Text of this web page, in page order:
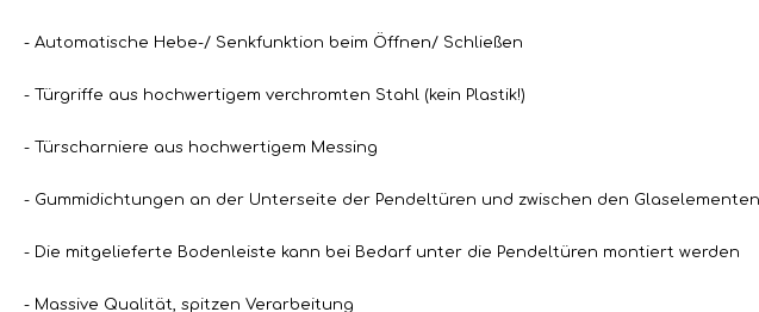
- Automatische Hebe-/ Senkfunktion beim Öffnen/ Schließen
- Türgriffe aus hochwertigem verchromten Stahl (kein Plastik!)
- Türscharniere aus hochwertigem Messing
- Gummidichtungen an der Unterseite der Pendeltüren und zwischen den Glaselementen
- Die mitgelieferte Bodenleiste kann bei Bedarf unter die Pendeltüren montiert werden
- Massive Qualität, spitzen Verarbeitung